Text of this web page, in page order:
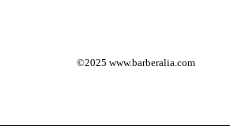
©2025www.barberalia.com